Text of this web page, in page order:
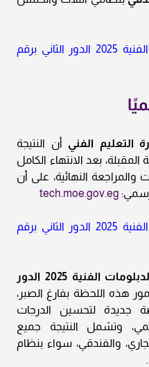
اقرأ أيضًا: رابط نتيجة الدبلومات الفنية 2025 الدور الثاني برقم
التعليم الفني أن النتيجة
بعد الانتهاء الكامل
النهائية، على أن
tech.moe.gov.eg
اقرأ أيضًا: رابط نتيجة الدبلومات الفنية 2025 الدور الثاني برقم
نتيجة الدبلومات الفنية 2025 الدور
هذه اللحظة بفارغ الصبر،
جديدة لتحسين الدرجات
وتشمل النتيجة جميع
والفندقي، سواء بنظام